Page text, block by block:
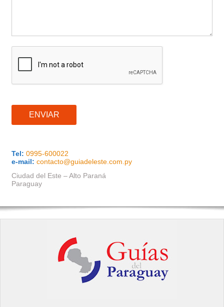
ENVIAR
Tel: 0995-600022
e-mail: contacto@guiadeleste.com.py
Ciudad del Este – Alto Paraná
Paraguay